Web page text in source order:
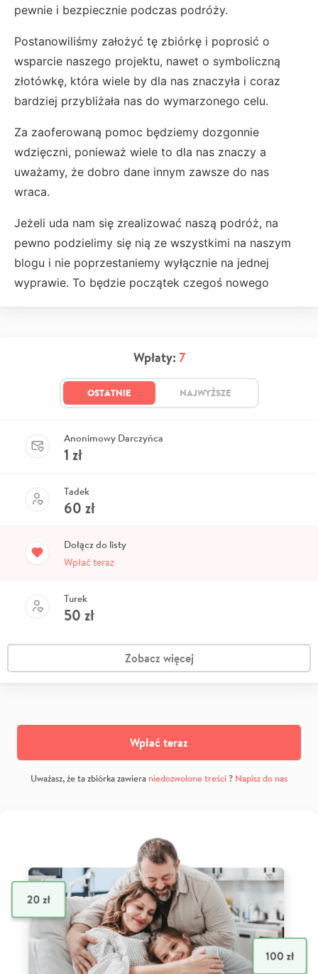
pewnie i bezpiecznie podczas podróży.
Postanowiliśmy założyć tę zbiórkę i poprosić o
wsparcie naszego projektu, nawet o symboliczną
złotówkę, która wiele by dla nas znaczyła i coraz
bardziej przybliżała nas do wymarzonego celu.
Za zaoferowaną pomoc będziemy dozgonnie
wdzięczni, ponieważ wiele to dla nas znaczy a
uważamy, że dobro dane innym zawsze do nas
wraca.
Jeżeli uda nam się zrealizować naszą podróż, na
pewno podzielimy się nią ze wszystkimi na naszym
blogu i nie poprzestaniemy wyłącznie na jednej
wyprawie. To będzie początek czegoś nowego
Wpłaty: 7
OSTATNIE NAJWYŻSZE
Anonimowy Darczyńca
1 zł
Tadek
60 zł
Dołącz do listy
Wpłać teraz
Turek
50 zł
Zobacz więcej
Wpłać teraz
Uważasz, że ta zbiórka zawiera niedozwolone treści? Napisz do nas